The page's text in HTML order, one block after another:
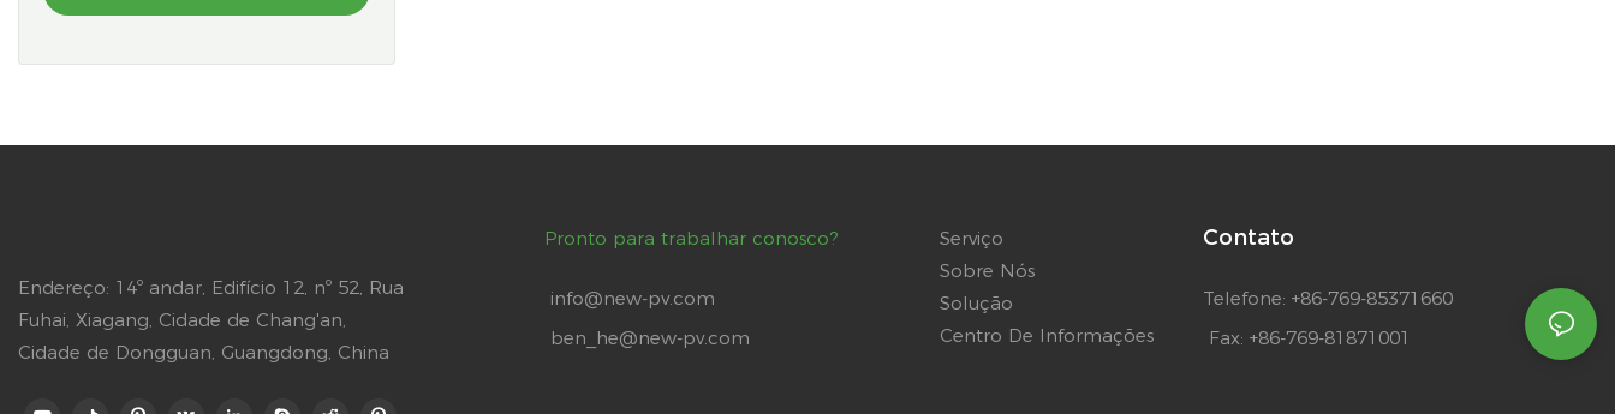
Endereço: 14º andar, Edifício 12, nº 52, Rua
Fuhai, Xiagang, Cidade de Chang'an,
Cidade de Dongguan, Guangdong, China
Pronto para trabalhar conosco?
info@new-pv.com
ben_he@new-pv.com
Serviço
Sobre Nós
Solução
Centro De Informações
Contato
Telefone: +86-769-85371660
Fax: +86-769-81871001